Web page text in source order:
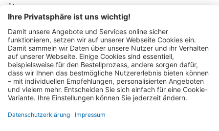
Über DELTA-V
Produktsortiment
Ratgeber
Folgen Sie uns auch auf
Unser Angebot richtet sich ausschließlich an Industrie, Handel, Gewerbe und